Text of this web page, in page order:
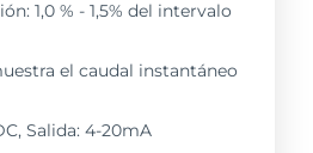
1,0 % - 1,5% del intervalo
el caudal instantáneo
Salida: 4-20mA